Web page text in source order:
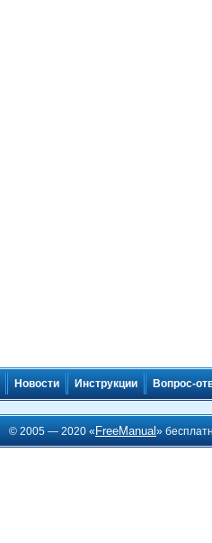
Новости Инструкции Вопрос-
© 2005 — 2020 « FreeManual»